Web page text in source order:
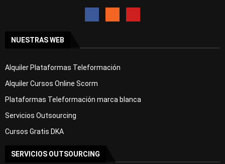
NUESTRAS WEB
Alquiler Plataformas Teleformación
Alquiler Cursos Online Scorm
Plataformas Teleformación marca blanca
Servicios Outsourcing
Cursos Gratis DKA
SERVICIOS OUTSOURCING